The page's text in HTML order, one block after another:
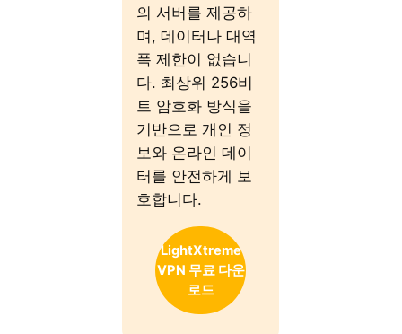
의 서버를 제공하
며, 데이터나 대역
폭 제한이 없습니
다. 최상위 256비
트 암호화 방식을
기반으로 개인 정
보와 온라인 데이
터를 안전하게 보
호합니다.
LightXtreme
VPN 무료 다운
로드